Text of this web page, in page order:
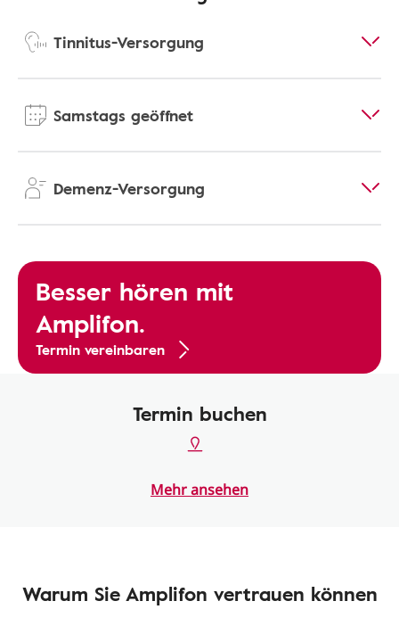
Tinnitus-Versorgung
Samstags geöffnet
Demenz-Versorgung
Besser hören mit
Amplifon.
Termin vereinbaren
Termin buchen
Mehr ansehen
Warum Sie Amplifon vertrauen können